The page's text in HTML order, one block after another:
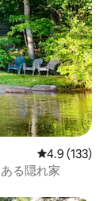
レビュー133
4.9 (133)
る隠れ家